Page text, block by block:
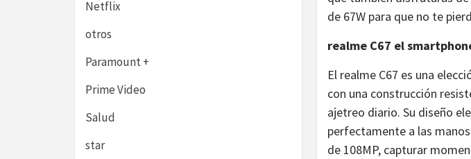
de 67W para que no te
realme C67 el
El realme C67 es una
con una construcción
ajetreo diario. Su diseño
perfectamente a las
de 108MP, capturar
Netflix
otros
Paramount +
Prime Video
Salud
star